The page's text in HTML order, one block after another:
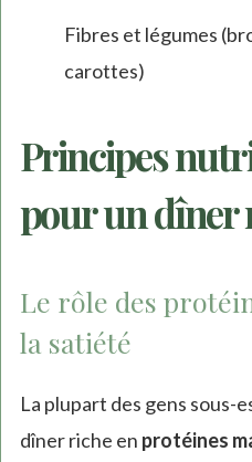
Fibres et légumes
carottes)
Principes
pour un dîner
Le rôle des
la satiété
La plupart des gens sous-
dîner riche en protéines